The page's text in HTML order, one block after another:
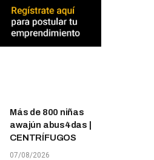
Más de 800 niñas
awajún abus4das |
CENTRÍFUGOS
07/08/2026